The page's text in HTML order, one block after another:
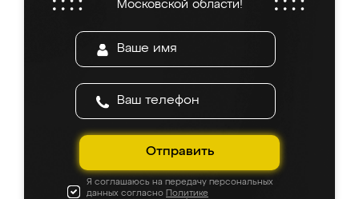
Московской области!
Отправить
Я соглашаюсь на передачу персональных
данных согласно Политике